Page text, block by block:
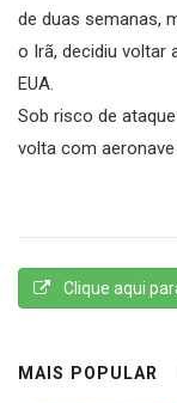
de duas semanas,
o Irã, decidiu voltar
EUA.
Sob risco de
volta com
Clique aqui
MAIS POPULAR